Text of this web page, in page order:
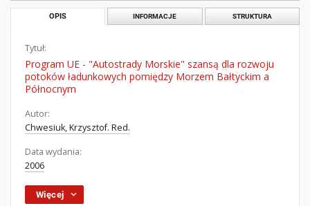
OPIS INFORMACJE STRUKTURA
Tytuł:
Program UE - "Autostrady Morskie" szansą dla rozwoju
potoków ładunkowych pomiędzy Morzem Bałtyckim a
Północnym
Autor:
Chwesiuk, Krzysztof. Red.
Data wydania:
2006
Więcej